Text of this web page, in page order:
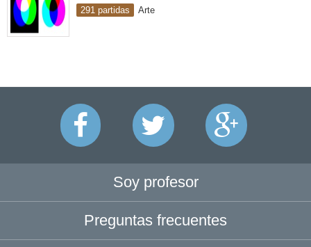
291 partidas Arte
Soy profesor
Preguntas frecuentes